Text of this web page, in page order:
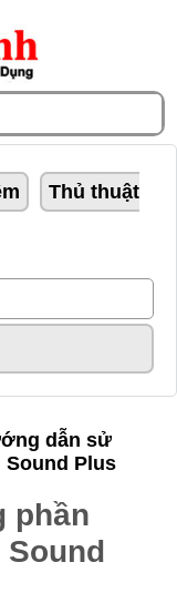
Thủ thuật
dẫn sử
Sound Plus
phần
Sound